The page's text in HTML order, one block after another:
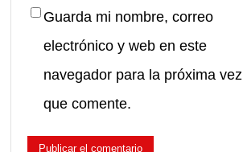
Guarda mi nombre, correo
electrónico y web en este
navegador para la próxima vez
que comente.